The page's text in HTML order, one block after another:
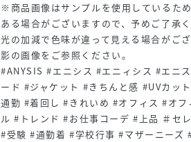
※商品画像はサンプルを使用しているた
ある場合がございますので、予めご了承
光の加減で色味が違って見える場合がご
影の画像をご参照ください。
#ANYSIS #エニシス #エニィシス #エニ
ード #ジャケット #きちんと感 #UVカッ
通勤 #着回し #きれいめ #オフィス #オ
ル #トレンド #お仕事コーデ #上品 ＃セ
#受験 #通勤着 #学校行事 #マザーニーズ